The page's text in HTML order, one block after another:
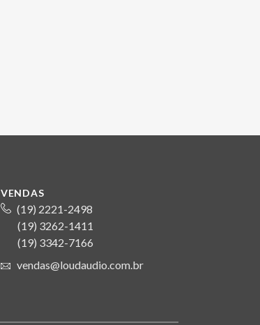
VENDAS
(19) 2221-2498
(19) 3262-1411
(19) 3342-7166
vendas@loudaudio.com.br